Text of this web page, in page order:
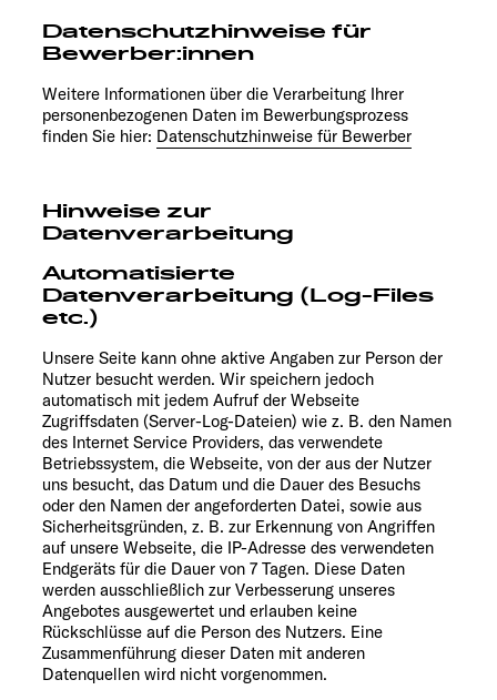
Datenschutzhinweise für
Bewerber:innen
Weitere Informationen über die Verarbeitung Ihrer
personenbezogenen Daten im Bewerbungsprozess
finden Sie hier: Datenschutzhinweise für Bewerber
Hinweise zur
Datenverarbeitung
Automatisierte
Datenverarbeitung (Log-Files
etc.)
Unsere Seite kann ohne aktive Angaben zur Person der
Nutzer besucht werden. Wir speichern jedoch
automatisch mit jedem Aufruf der Webseite
Zugriffsdaten (Server-Log-Dateien) wie z. B. den Namen
des Internet Service Providers, das verwendete
Betriebssystem, die Webseite, von der aus der Nutzer
uns besucht, das Datum und die Dauer des Besuchs
oder den Namen der angeforderten Datei, sowie aus
Sicherheitsgründen, z. B. zur Erkennung von Angriffen
auf unsere Webseite, die IP-Adresse des verwendeten
Endgeräts für die Dauer von 7 Tagen. Diese Daten
werden ausschließlich zur Verbesserung unseres
Angebotes ausgewertet und erlauben keine
Rückschlüsse auf die Person des Nutzers. Eine
Zusammenführung dieser Daten mit anderen
Datenquellen wird nicht vorgenommen.